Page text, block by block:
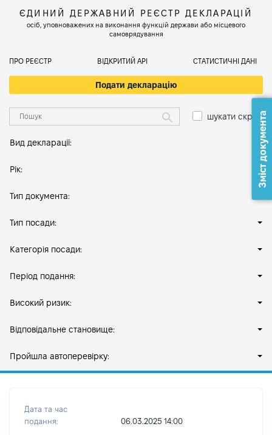
ЄДИНИЙ ДЕРЖАВНИЙ РЕЄСТР ДЕКЛАРАЦІЙ
осіб, уповноважених на виконання функцій держави або місцевого
самоврядування
ПРО РЕЄСТР ВІДКРИТИЙ АРІ СТАТИСТИЧНІ ДАНІ
Подати декларацію
шукати скрізь
Вид декларації:
Рік:
Тип документа:
Тип посади:
Категорія посади:
Період подання:
Високий ризик:
Відповідальне становище:
Пройшла автоперевірку:
Дата та час
подання:
06.03.2025 14:00
Зміст документа